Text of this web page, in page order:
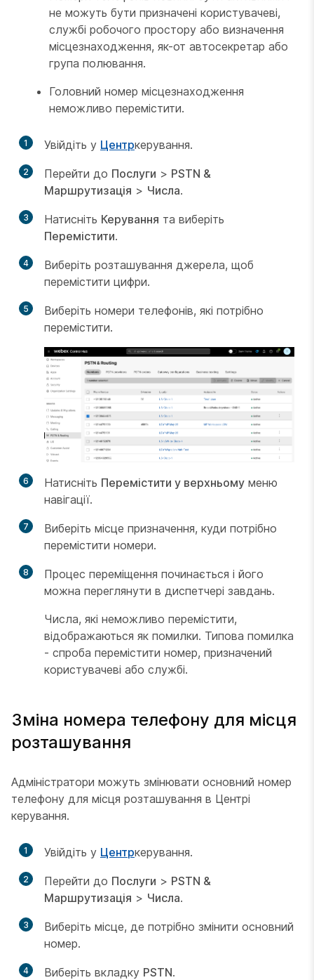
не можуть бути призначені користувачеві,
службі робочого простору або визначення
місцезнаходження, як-от автосекретар або
група полювання.
Головний номер місцезнаходження
неможливо перемістити.
1 Увійдіть у Центркерування.
2 Перейти до Послуги > PSTN &
Маршрутизація > Числа.
3 Натисніть Керування та виберіть
Перемістити.
4
Виберіть розташування джерела, щоб
перемістити цифри.
5
Виберіть номери телефонів, які потрібно
перемістити.
6 Натисніть Перемістити у верхньому меню
навігації.
7
Виберіть місце призначення, куди потрібно
перемістити номери.
8
Процес переміщення починається і його
можна переглянути в диспетчері завдань.
Числа, які неможливо перемістити,
відображаються як помилки. Типова помилка
- спроба перемістити номер, призначений
користувачеві або службі.
Зміна номера телефону для місця
розташування
Адміністратори можуть змінювати основний номер
телефону для місця розташування в Центрі
керування.
1 Увійдіть у Центркерування.
2 Перейти до Послуги > PSTN &
Маршрутизація > Числа.
3
Виберіть місце, де потрібно змінити основний
номер.
4 Виберіть вкладку PSTN.